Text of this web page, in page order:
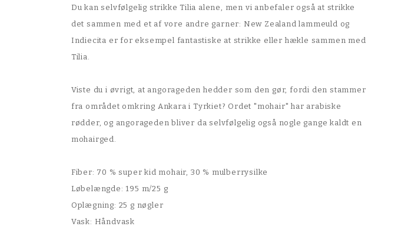
Du kan selvfølgelig strikke Tilia alene, men vi anbefaler også at strikke
det sammen med et af vore andre garner: New Zealand lammeuld og
Indiecita er for eksempel fantastiske at strikke eller hækle sammen med
Tilia.
Viste du i øvrigt, at angorageden hedder som den gør, fordi den stammer
fra området omkring Ankara i Tyrkiet? Ordet "mohair" har arabiske
rødder, og angorageden bliver da selvfølgelig også nogle gange kaldt en
mohairged.
Fiber: 70 % super kid mohair, 30 % mulberrysilke
Løbelængde: 195 m/25 g
Oplægning: 25 g nøgler
Vask: Håndvask